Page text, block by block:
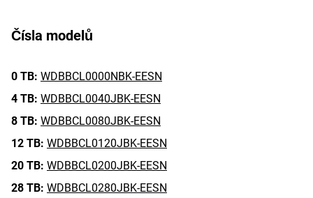
Čísla modelů
0 TB: WDBBCL0000NBK-EESN
4 TB: WDBBCL0040JBK-EESN
8 TB: WDBBCL0080JBK-EESN
12 TB: WDBBCL0120JBK-EESN
20 TB: WDBBCL0200JBK-EESN
28 TB: WDBBCL0280JBK-EESN